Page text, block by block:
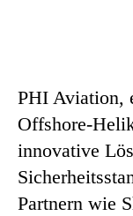
PHI Aviation,
Offshore-
innovative
Partnern wie